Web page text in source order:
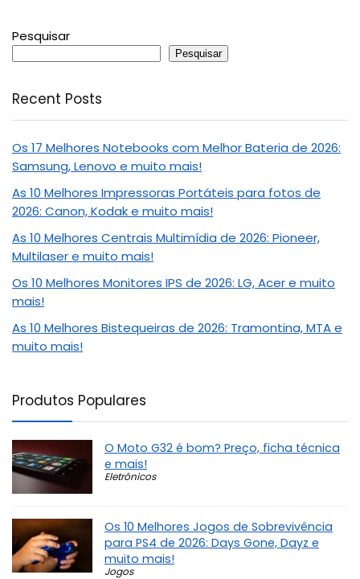
Pesquisar
Pesquisar
Recent Posts
Os 17 Melhores Notebooks com Melhor Bateria de 2026:
Samsung, Lenovo e muito mais!
As 10 Melhores Impressoras Portáteis para fotos de
2026: Canon, Kodak e muito mais!
As 10 Melhores Centrais Multimídia de 2026: Pioneer,
Multilaser e muito mais!
Os 10 Melhores Monitores IPS de 2026: LG, Acer e muito
mais!
As 10 Melhores Bistequeiras de 2026: Tramontina, MTA e
muito mais!
Produtos Populares
O Moto G32 é bom? Preço, ficha técnica
e mais!
Eletrônicos
Os 10 Melhores Jogos de Sobrevivência
para PS4 de 2026: Days Gone, Dayz e
muito mais!
Jogos